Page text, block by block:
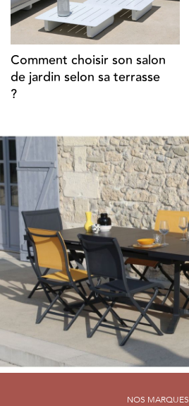
Comment choisir son salon
de jardin selon sa terrasse
?
NOS MARQUES
NOS MARQUES
NOS MARQUES